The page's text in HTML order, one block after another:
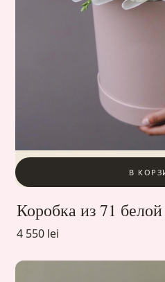
В
Коробка из 71
4 550 lei